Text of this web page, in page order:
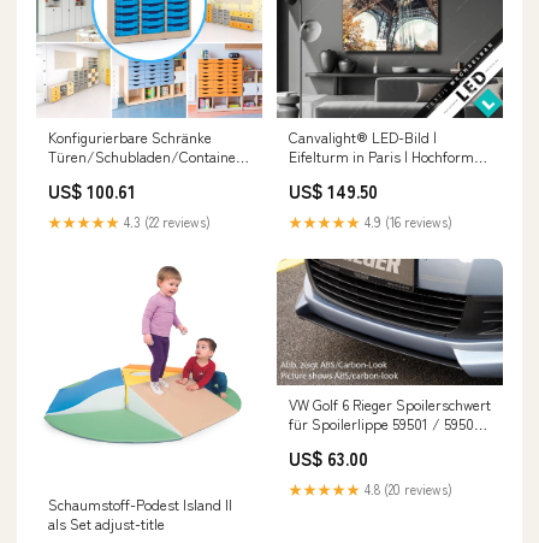
Konfigurierbare Schränke
Türen/Schubladen/Container
US$ 100.61
★★★★★ 4.3 (22 reviews)
Canvalight® LED-Bild |
Eifelturm in Paris | Hochformat
US$ 149.50
★★★★★ 4.9 (16 reviews)
Schaumstoff-Podest Island II
als Set adjust-title
VW Golf 6 Rieger Spoilerschwert
für Spoilerlippe 59501 / 59503
Montagezubehör, ABE CV.02L
US$ 63.00
★★★★★ 4.8 (20 reviews)